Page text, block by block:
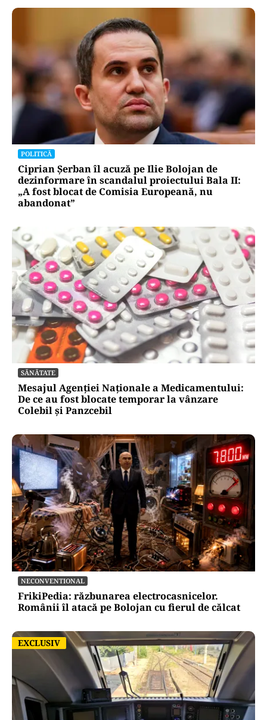
POLITICĂ
Ciprian Șerban îl acuză pe Ilie Bolojan de
dezinformare în scandalul proiectului Bala II:
„A fost blocat de Comisia Europeană, nu
abandonat”
SĂNĂTATE
Mesajul Agenției Naționale a Medicamentului:
De ce au fost blocate temporar la vânzare
Colebil și Panzcebil
NECONVENTIONAL
FrikiPedia: răzbunarea electrocasnicelor.
Românii îl atacă pe Bolojan cu fierul de călcat
EXCLUSIV
EXCLUSIV